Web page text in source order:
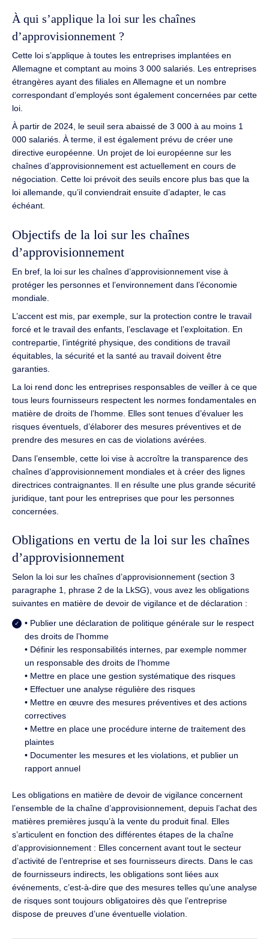
À qui s’applique la loi sur les chaînes
d’approvisionnement ?
Cette loi s’applique à toutes les entreprises implantées en
Allemagne et comptant au moins 3 000 salariés. Les entreprises
étrangères ayant des filiales en Allemagne et un nombre
correspondant d’employés sont également concernées par cette
loi.
À partir de 2024, le seuil sera abaissé de 3 000 à au moins 1
000 salariés. À terme, il est également prévu de créer une
directive européenne. Un projet de loi européenne sur les
chaînes d’approvisionnement est actuellement en cours de
négociation. Cette loi prévoit des seuils encore plus bas que la
loi allemande, qu’il conviendrait ensuite d’adapter, le cas
échéant.
Objectifs de la loi sur les chaînes
d’approvisionnement
En bref, la loi sur les chaînes d’approvisionnement vise à
protéger les personnes et l’environnement dans l’économie
mondiale.
L’accent est mis, par exemple, sur la protection contre le travail
forcé et le travail des enfants, l’esclavage et l’exploitation. En
contrepartie, l’intégrité physique, des conditions de travail
équitables, la sécurité et la santé au travail doivent être
garanties.
La loi rend donc les entreprises responsables de veiller à ce que
tous leurs fournisseurs respectent les normes fondamentales en
matière de droits de l’homme. Elles sont tenues d’évaluer les
risques éventuels, d’élaborer des mesures préventives et de
prendre des mesures en cas de violations avérées.
Dans l’ensemble, cette loi vise à accroître la transparence des
chaînes d’approvisionnement mondiales et à créer des lignes
directrices contraignantes. Il en résulte une plus grande sécurité
juridique, tant pour les entreprises que pour les personnes
concernées.
Obligations en vertu de la loi sur les chaînes
d’approvisionnement
Selon la loi sur les chaînes d’approvisionnement (section 3
paragraphe 1, phrase 2 de la LkSG), vous avez les obligations
suivantes en matière de devoir de vigilance et de déclaration :
• Publier une déclaration de politique générale sur le respect
des droits de l’homme
• Définir les responsabilités internes, par exemple nommer
un responsable des droits de l’homme
• Mettre en place une gestion systématique des risques
• Effectuer une analyse régulière des risques
• Mettre en œuvre des mesures préventives et des actions
correctives
• Mettre en place une procédure interne de traitement des
plaintes
• Documenter les mesures et les violations, et publier un
rapport annuel
Les obligations en matière de devoir de vigilance concernent
l’ensemble de la chaîne d’approvisionnement, depuis l’achat des
matières premières jusqu’à la vente du produit final. Elles
s’articulent en fonction des différentes étapes de la chaîne
d’approvisionnement : Elles concernent avant tout le secteur
d’activité de l’entreprise et ses fournisseurs directs. Dans le cas
de fournisseurs indirects, les obligations sont liées aux
événements, c’est-à-dire que des mesures telles qu’une analyse
de risques sont toujours obligatoires dès que l’entreprise
dispose de preuves d’une éventuelle violation.